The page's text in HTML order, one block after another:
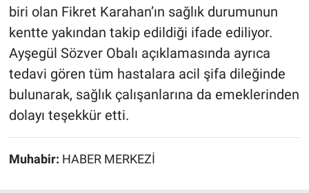
biri olan Fikret Karahan’ın sağlık durumunun
kentte yakından takip edildiği ifade ediliyor.
Ayşegül Sözver Obalı açıklamasında ayrıca
tedavi gören tüm hastalara acil şifa dileğinde
bulunarak, sağlık çalışanlarına da emeklerinden
dolayı teşekkür etti.
Muhabir: HABER MERKEZİ